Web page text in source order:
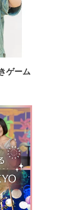
ゲーム